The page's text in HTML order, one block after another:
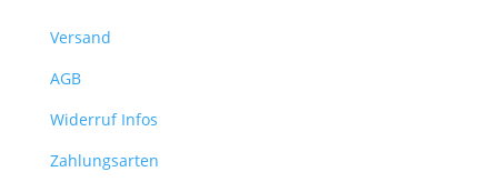
Versand
AGB
Widerruf Infos
Zahlungsarten